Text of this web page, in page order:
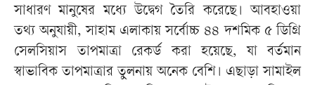
সাধারণ মানুষের মধ্যে উদ্বেগ তৈরি করেছে। আবহাওয়া
তথ্য অনুযায়ী, সাহাম এলাকায় সর্বোচ্চ ৪৪ দশমিক ৫ ডিগ্রি
সেলসিয়াস তাপমাত্রা রেকর্ড করা হয়েছে, যা বর্তমান
স্বাভাবিক তাপমাত্রার তুলনায় অনেক বেশি। এছাড়া সামাইল